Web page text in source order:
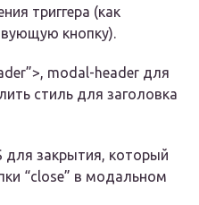
триггера (как
кнопку).
modal-header для
стиль для заголовка
для закрытия, который
“close” в модальном